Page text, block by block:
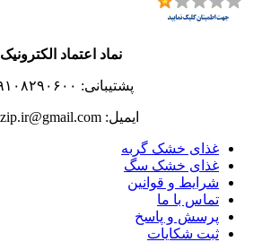
نماد اعتماد الکترونیک
پشتیبانی: ۰۹۱۰۸۲۹۰۶۰۰
ایمیل: petzip.ir@gmail.com
غذای خشک گربه
غذای خشک سگ
شرایط و قوانین
تماس با ما
پرسش و پاسخ
ثبت شکایات